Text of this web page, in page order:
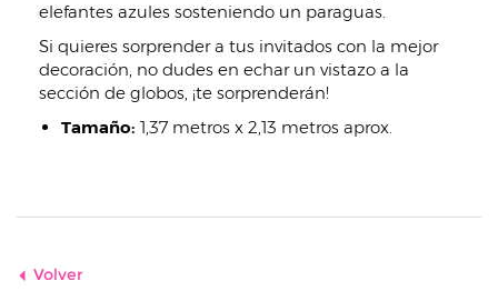
elefantes azules sosteniendo un paraguas.
Si quieres sorprender a tus invitados con la mejor
decoración, no dudes en echar un vistazo a la
sección de globos, ¡te sorprenderán!
Tamaño: 1,37 metros x 2,13 metros aprox.
Volver